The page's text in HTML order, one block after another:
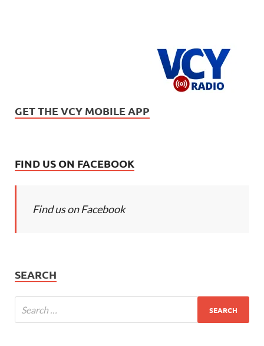
GET THE VCY MOBILE APP
FIND US ON FACEBOOK
Find us on Facebook
SEARCH